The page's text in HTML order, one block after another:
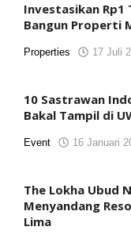
Investasikan Rp1
Bangun Properti
Properties 17 Juli
10 Sastrawan
Bakal Tampil di
Event 16 Januari
The Lokha Ubud
Menyandang
Lima